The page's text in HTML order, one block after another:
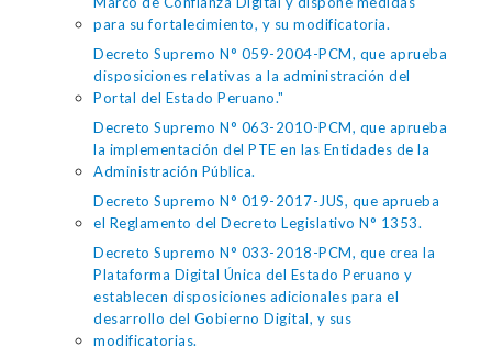
para su fortalecimiento, y su modificatoria.
Decreto Supremo N° 059-2004-PCM, que aprueba
disposiciones relativas a la administración del
Portal del Estado Peruano."
Decreto Supremo N° 063-2010-PCM, que aprueba
la implementación del PTE en las Entidades de la
Administración Pública.
Decreto Supremo N° 019-2017-JUS, que aprueba
el Reglamento del Decreto Legislativo N° 1353.
Decreto Supremo N° 033-2018-PCM, que crea la
Plataforma Digital Única del Estado Peruano y
establecen disposiciones adicionales para el
desarrollo del Gobierno Digital, y sus
modificatorias.